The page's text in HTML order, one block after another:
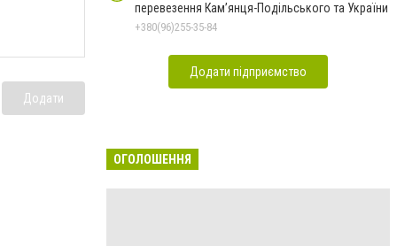
Додати
перевезення Кам’янця-Подільського та України
+380(96)255-35-84
Додати підприємство
ОГОЛОШЕННЯ